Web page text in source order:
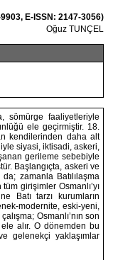
E-ISSN: 2147-3056)
Oğuz TUNÇEL
sömürge faaliyetleriyle
ele geçirmiştir. 18.
kendilerinden daha alt
siyasi, iktisadi, askeri,
gerileme sebebiyle
Başlangıçta, askeri ve
zamanla Batılılaşma
girişimler Osmanlı’yı
Batı tarzı kurumların
modernite, eski-yeni,
Osmanlı’nın son
alır. O dönemden bu
gelenekçi yaklaşımlar